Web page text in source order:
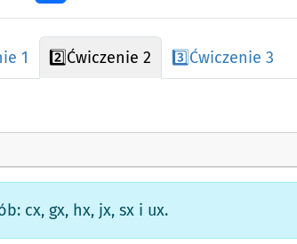
1 2️⃣Ćwiczenie 2 3️⃣Ćwiczenie 3
cx, gx, hx, jx, sx i ux.